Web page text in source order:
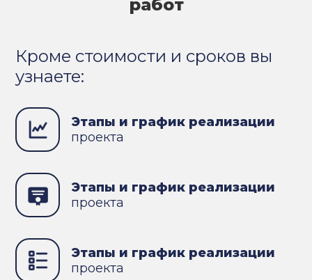
работ
Кроме стоимости и сроков вы
узнаете:
Этапы и график реализации
проекта
Этапы и график реализации
проекта
Этапы и график реализации
проекта